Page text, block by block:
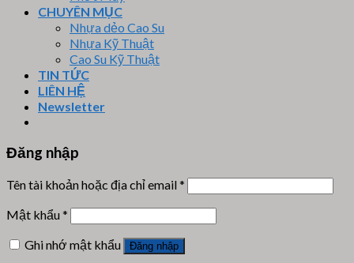
CHUYÊN MỤC
Nhựa dẻo Cao Su
Nhựa Kỹ Thuật
Cao Su Kỹ Thuật
TIN TỨC
LIÊN HỆ
Newsletter
Đăng nhập
Tên tài khoản hoặc địa chỉ email*
Mật khẩu*
Ghi nhớ mật khẩu
Đăng nhập